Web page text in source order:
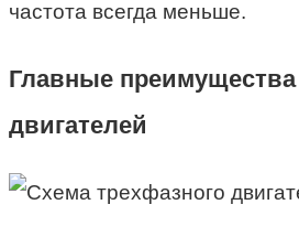
частота всегда меньше.
Главные
двигателей